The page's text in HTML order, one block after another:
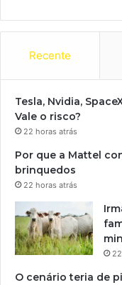
Recente
Tesla, Nvidia,
Vale o risco?
22 horas atrás
Por que a Mattel
brinquedos
22 horas atrás
O cenário teria de